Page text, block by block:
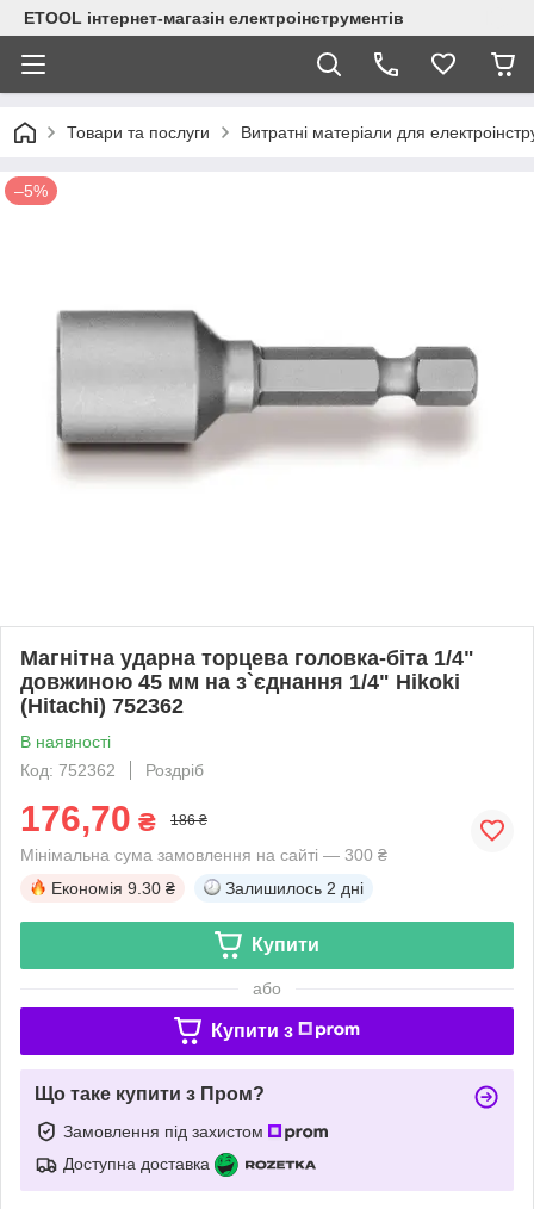
ETOOL інтернет-магазін електроінструментів
Товари та послуги Витратні матеріали для
–5%
Магнітна ударна торцева головка-біта 1/4"
довжиною 45 мм на з`єднання 1/4" Hikoki
(Hitachi) 752362
В наявності
Код: 752362
Роздріб
176,70 ₴ 186 ₴
Мінімальна сума замовлення на сайті — 300 ₴
Економія 9.30 ₴ Залишилось 2 дні
Купити
або
Купити з
Що таке купити з Пром?
Замовлення під захистом
Доступна доставка